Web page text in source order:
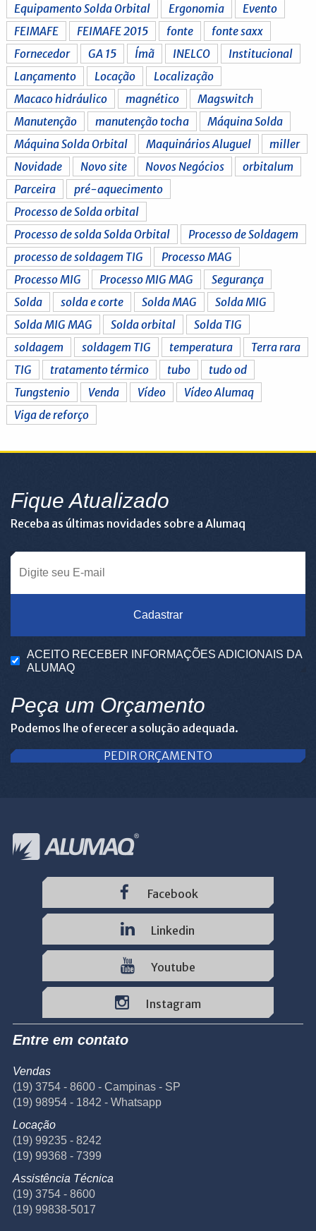
Equipamento Solda Orbital
Ergonomia
Evento
FEIMAFE
FEIMAFE 2015 fonte
fonte saxx
Fornecedor
GA 15 Ímã INELCO
Institucional
Lançamento
Locação
Localização
Macaco hidráulico
magnético
Magswitch
Manutenção
manutenção tocha
Máquina Solda
Máquina Solda Orbital
Maquinários Aluguel
miller
Novidade
Novo site Novos Negócios
orbitalum
Parceira
pré-aquecimento
Processo de Solda orbital
Processo de solda Solda Orbital
Processo de Soldagem
processo de soldagem TIG
Processo MAG
Processo MIG
Processo MIG MAG
Segurança
Solda
solda e corte Solda MAG
Solda MIG
Solda MIG MAG
Solda orbital
Solda TIG
soldagem
soldagem TIG temperatura
Terra rara
TIG
tratamento térmico tubo
tudo od
Tungstenio
Venda Vídeo
Vídeo Alumaq
Viga de reforço
Fique Atualizado
Receba as últimas novidades sobre a Alumaq
Cadastrar
ACEITO RECEBER INFORMAÇÕES ADICIONAIS DA
ALUMAQ
Peça um Orçamento
Podemos lhe oferecer a solução adequada.
PEDIR ORÇAMENTO
Facebook
Linkedin
Youtube
Instagram
Entre em contato
Vendas
(19) 3754 - 8600 - Campinas - SP
(19) 98954 - 1842 - Whatsapp
Locação
(19) 99235 - 8242
(19) 99368 - 7399
Assistência Técnica
(19) 3754 - 8600
(19) 99838-5017